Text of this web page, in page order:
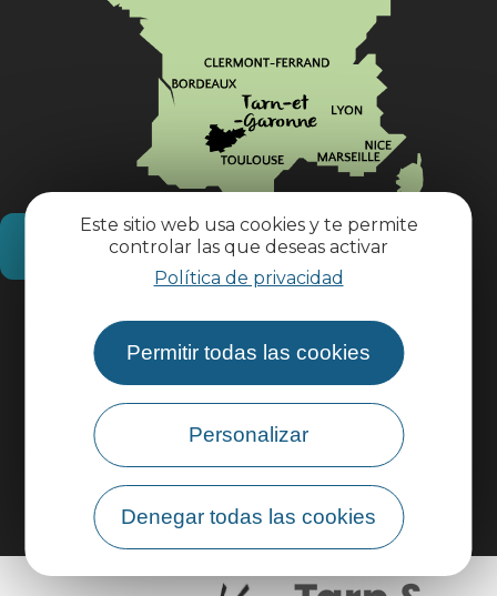
Este sitio web usa cookies y te permite
controlar las que deseas activar
Política de privacidad
Permitir todas las cookies
Personalizar
Denegar todas las cookies
¿Cómo llegar?
Información práctica
Área profesional